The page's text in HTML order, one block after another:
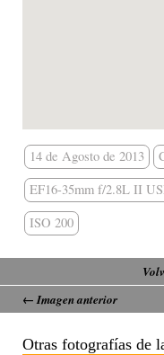
14 de Agosto de 2013
EF16-35mm f/2.8L II
ISO 200
← Imagen anterior
Otras fotografías de